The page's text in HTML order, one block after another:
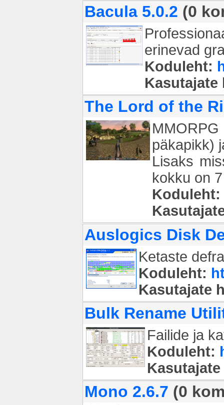
Bacula 5.0.2 (0
erinevad
Koduleht:
The Lord of the
päkapikk)
Lisaks
kokku on
Koduleht:
Auslogics Disk
Ketaste
Koduleht:
Kasutajate
Bulk Rename
Failide ja
Koduleht:
Mono 2.6.7 (0